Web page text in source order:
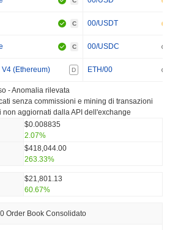
C 00/USDT
C 00/USDC
(Ethereum) D ETH/00
- Anomalia rilevata
senza commissioni e mining di transazioni
non aggiornati dalla API dell'exchange
$0.008835
2.07%
$418,044.00
263.33%
$21,801.13
60.67%
Order Book Consolidato